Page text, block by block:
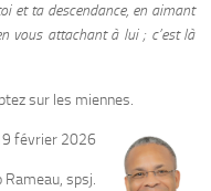
et ta descendance, en aimant
vous attachant à lui ; c’est là
sur les miennes.
février 2026
Rameau, spsj.